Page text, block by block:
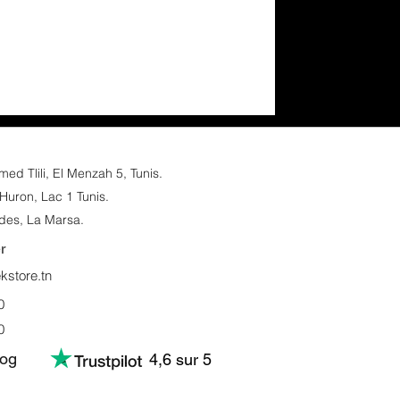
Tlili, El Menzah 5, Tunis.​
Lac 1 Tunis.
La Marsa.
4,6 sur 5